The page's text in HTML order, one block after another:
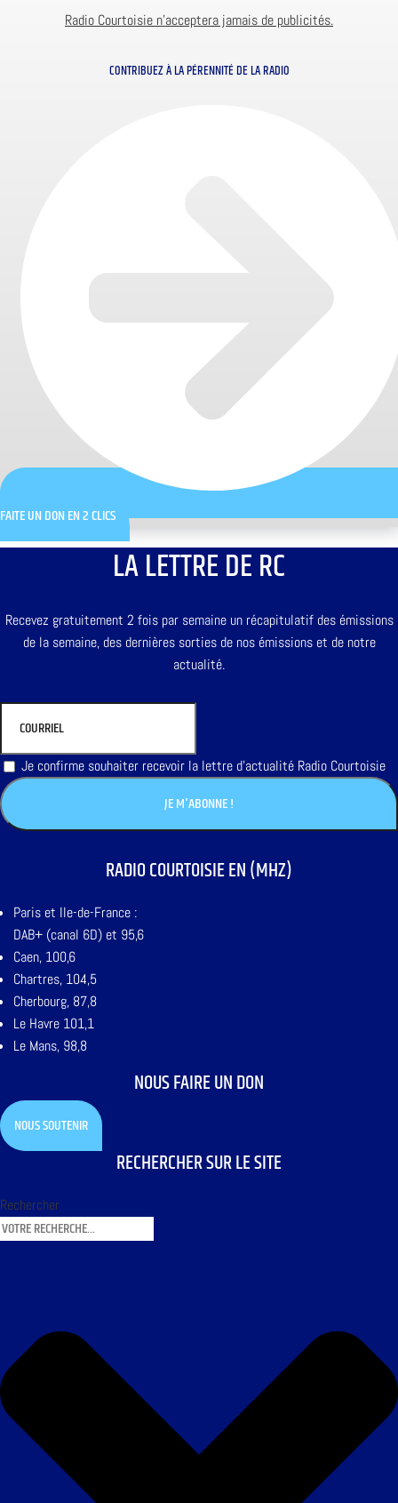
Radio Courtoisie n’acceptera jamais de publicités.
CONTRIBUEZ À LA PÉRENNITÉ DE LA RADIO
FAITE UN DON EN 2 CLICS
LA LETTRE DE RC
Recevez gratuitement 2 fois par semaine un récapitulatif des émissions
de la semaine, des dernières sorties de nos émissions et de notre
actualité.
Je confirme souhaiter recevoir la lettre d'actualité Radio Courtoisie
RADIO COURTOISIE EN (MHZ)
Paris et Ile-de-France :
DAB+ (canal 6D) et 95,6
Caen, 100,6
Chartres, 104,5
Cherbourg, 87,8
Le Havre 101,1
Le Mans, 98,8
NOUS FAIRE UN DON
NOUS SOUTENIR
RECHERCHER SUR LE SITE
Rechercher